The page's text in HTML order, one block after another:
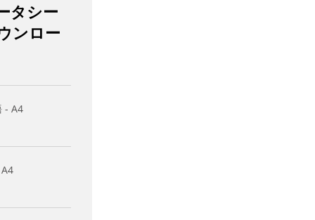
タシー
ンロー
- A4